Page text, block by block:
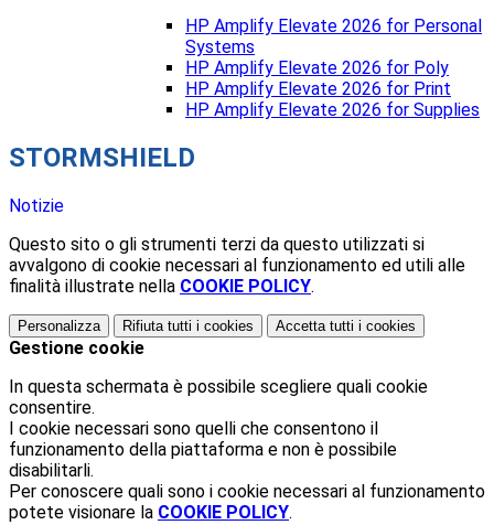
HP Amplify Elevate 2026 for Personal
Systems
HP Amplify Elevate 2026 for Poly
HP Amplify Elevate 2026 for Print
HP Amplify Elevate 2026 for Supplies
STORMSHIELD
Notizie
Questo sito o gli strumenti terzi da questo utilizzati si
avvalgono di cookie necessari al funzionamento ed utili alle
finalità illustrate nella COOKIE POLICY.
Personalizza Rifiuta tutti i cookies Accetta tutti i cookies
Gestione cookie
In questa schermata è possibile scegliere quali cookie
consentire.
I cookie necessari sono quelli che consentono il
funzionamento della piattaforma e non è possibile
disabilitarli.
Per conoscere quali sono i cookie necessari al funzionamento
potete visionare la COOKIE POLICY.